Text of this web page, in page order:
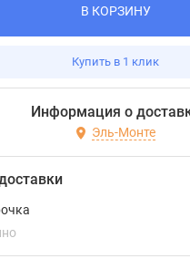
В КОРЗИНУ
Купить в 1 клик
Информация о
Эль-Монте